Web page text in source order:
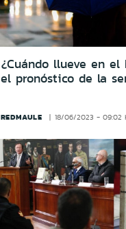
¿Cuándo llueve en el
el pronóstico de la
REDMAULE 18/06/2023 - 09:02